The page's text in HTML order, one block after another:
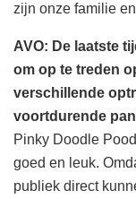
zijn onze familie
AVO: De laatste
om op te treden
verschillende
voortdurende
Pinky Doodle
goed en leuk.
publiek direct